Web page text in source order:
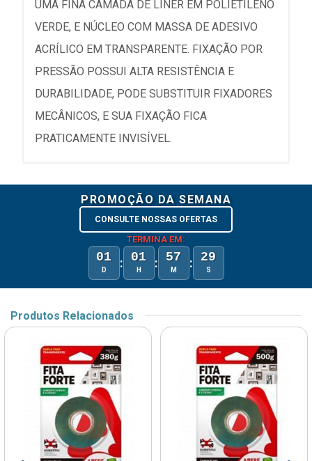
UMA FINA CAMADA DE LINER EM POLIETILENO
VERDE, E NÚCLEO COM MASSA DE ADESIVO
ACRÍLICO EM TRANSPARENTE. FIXAÇÃO POR
PRESSÃO POSSUI ALTA RESISTÊNCIA E
DURABILIDADE, PODE SUBSTITUIR FIXADORES
MECÂNICOS, E SUA FIXAÇÃO FICA
PRATICAMENTE INVISÍVEL.
PROMOÇÃO DA SEMANA
CONSULTE NOSSAS OFERTAS
TERMINA EM:
01
D : 01
H : 57
M : 29
S
Produtos Relacionados